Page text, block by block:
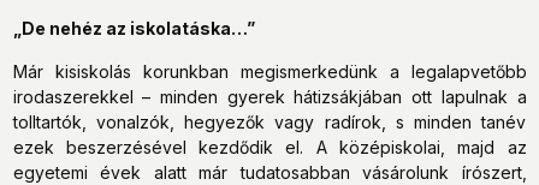
„De nehéz az iskolatáska…”
Már kisiskolás korunkban megismerkedünk a legalapvetőbb
irodaszerekkel – minden gyerek hátizsákjában ott lapulnak a
tolltartók, vonalzók, hegyezők vagy radírok, s minden tanév
ezek beszerzésével kezdődik el. A középiskolai, majd az
egyetemi évek alatt már tudatosabban vásárolunk írószert,